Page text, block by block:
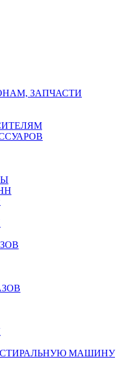
ЗАПЧАСТИ
МАШИНУ